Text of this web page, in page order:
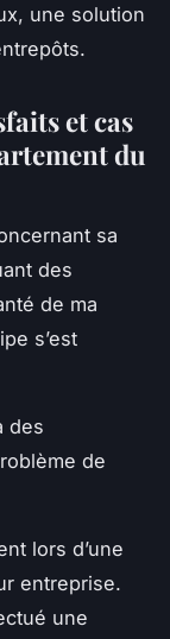
une solution
et cas
du
sa
des
de ma
s’est
des
de
lors d’une
entreprise.
une